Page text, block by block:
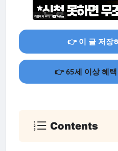
👉 이 글 저장
👉 65세 이상 혜
Contents